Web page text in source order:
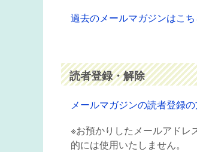
過去のメールマガジンはこち
読者登録・解除
メールマガジンの読者登録
※お預かりしたメールアドレ
的には使用いたしません。